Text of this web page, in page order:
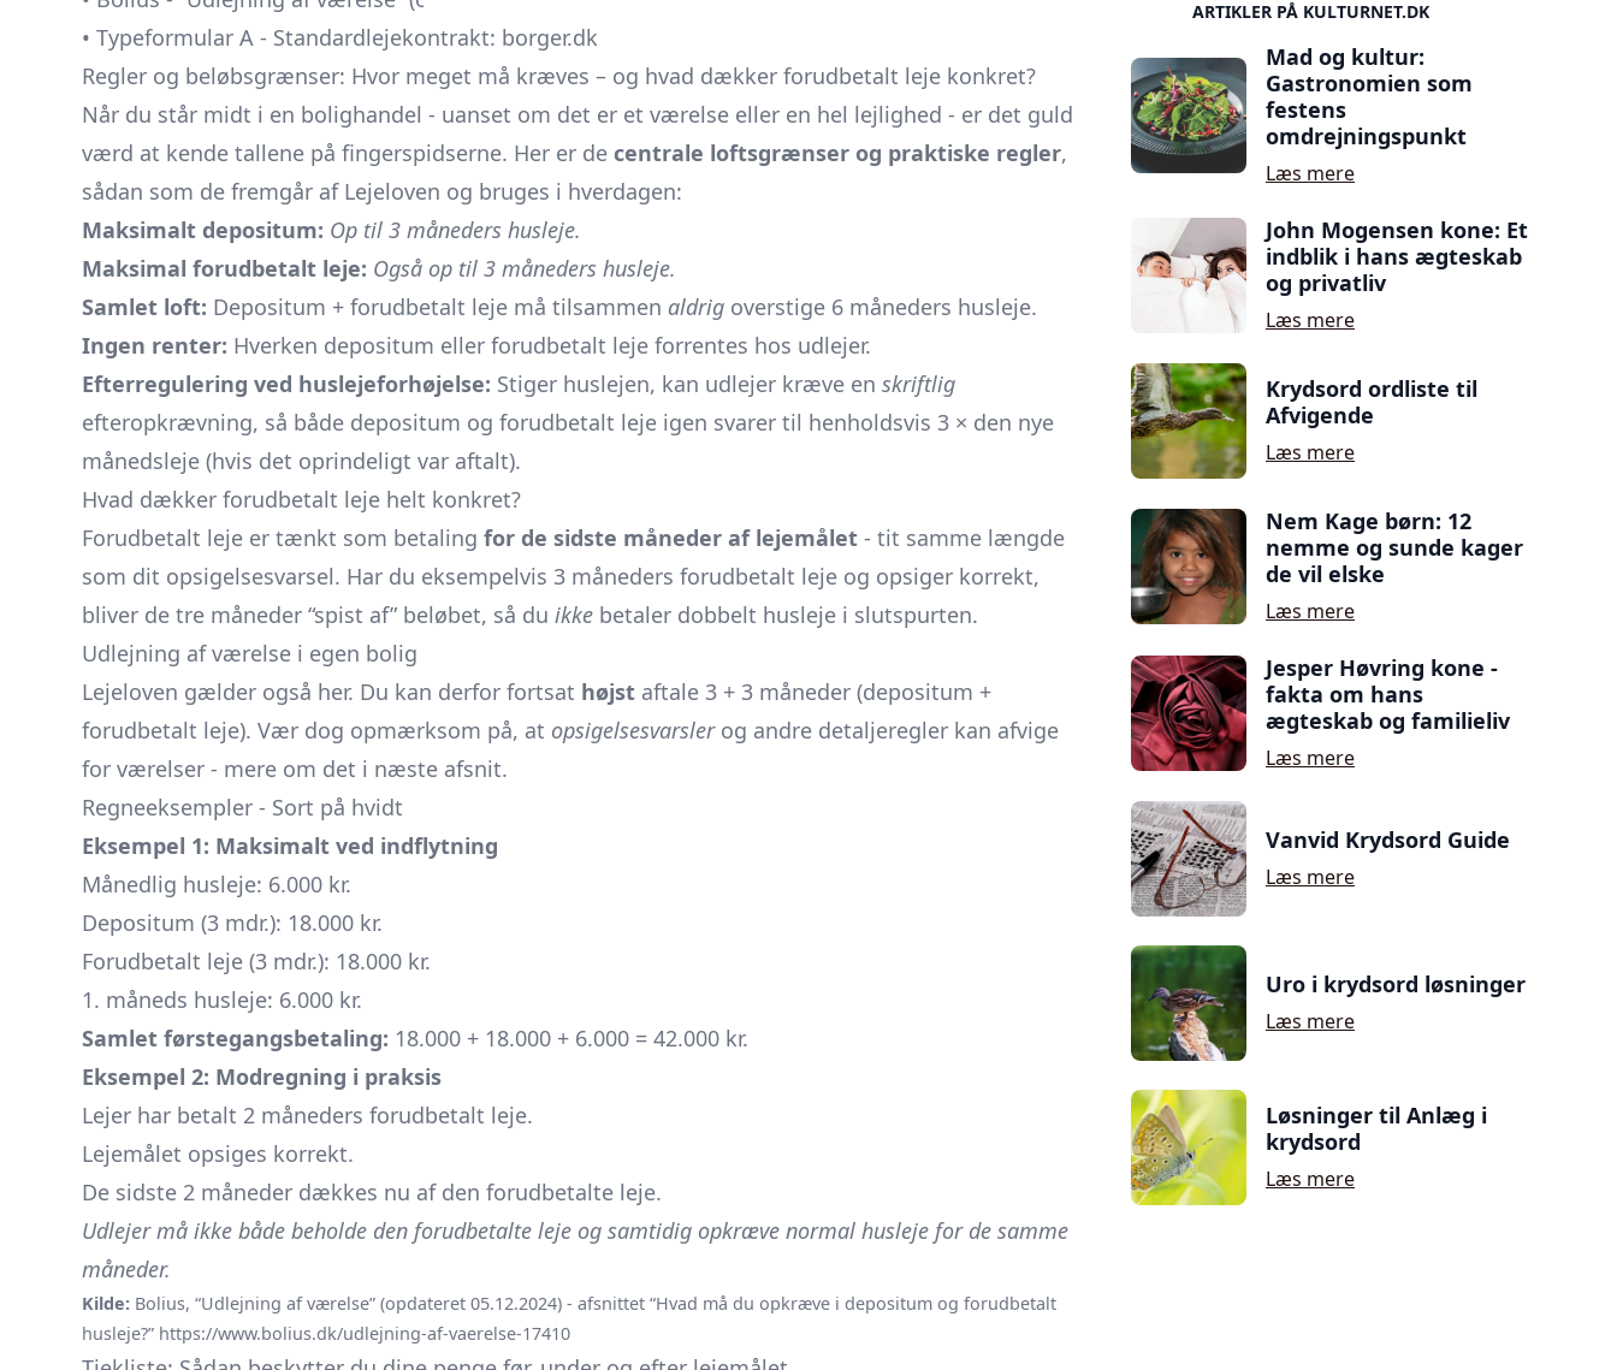
• Typeformular A - Standardlejekontrakt: borger.dk
Regler og beløbsgrænser: Hvor meget må kræves – og hvad dækker forudbetalt leje konkret?
Når du står midt i en bolighandel - uanset om det er et værelse eller en hel lejlighed - er det guld
værd at kende tallene på fingerspidserne. Her er de centrale lofts­grænser og praktiske regler,
sådan som de fremgår af Lejeloven og bruges i hverdagen:
Maksimalt depositum: Op til 3 måneders husleje.
Maksimal forudbetalt leje: Også op til 3 måneders husleje.
Samlet loft: Depositum + forudbetalt leje må tilsammen aldrig overstige 6 måneders husleje.
Ingen renter: Hverken depositum eller forudbetalt leje forrentes hos udlejer.
Efterregulering ved husleje­forhøjelse: Stiger huslejen, kan udlejer kræve en skriftlig
efteropkrævning, så både depositum og forudbetalt leje igen svarer til henholdsvis 3 × den nye
månedsleje (hvis det oprindeligt var aftalt).
Hvad dækker forudbetalt leje helt konkret?
Forudbetalt leje er tænkt som betaling for de sidste måneder af lejemålet - tit samme længde
som dit opsigelsesvarsel. Har du eksempelvis 3 måneders forudbetalt leje og opsiger korrekt,
bliver de tre måneder “spist af” beløbet, så du ikke betaler dobbelt husleje i slutspurten.
Udlejning af værelse i egen bolig
Lejeloven gælder også her. Du kan derfor fortsat højst aftale 3 + 3 måneder (depositum +
forudbetalt leje). Vær dog opmærksom på, at opsigelsesvarslerog andre detaljeregler kan afvige
for værelser - mere om det i næste afsnit.
Regneeksempler - Sort på hvidt
Eksempel 1: Maksimalt ved indflytning
Månedlig husleje: 6.000 kr.
Depositum (3 mdr.): 18.000 kr.
Forudbetalt leje (3 mdr.): 18.000 kr.
1. måneds husleje: 6.000 kr.
Samlet førstegangsbetaling: 18.000 + 18.000 + 6.000 = 42.000 kr.
Eksempel 2: Modregning i praksis
Lejer har betalt 2 måneders forudbetalt leje.
Lejemålet opsiges korrekt.
De sidste 2 måneder dækkes nu af den forudbetalte leje.
Udlejer må ikke både beholde den forudbetalte leje og samtidig opkræve normal husleje for de samme
måneder.
Kilde: Bolius, “Udlejning af værelse” (opdateret 05.12.2024) - afsnittet “Hvad må du opkræve i depositum og forudbetalt
husleje?” https://www.bolius.dk/udlejning-af-vaerelse-17410
SIDSTE ARTIKLER PÅ KULTURNET.DK
Mad og kultur:
Gastronomien som
festens
omdrejningspunkt
Læs mere
John Mogensen kone: Et
indblik i hans ægteskab
og privatliv
Læs mere
Krydsord ordliste til
Afvigende
Læs mere
Nem Kage børn: 12
nemme og sunde kager
de vil elske
Læs mere
Jesper Høvring kone -
fakta om hans
ægteskab og familieliv
Læs mere
Vanvid Krydsord Guide
Læs mere
Uro i krydsord løsninger
Læs mere
Løsninger til Anlæg i
krydsord
Læs mere